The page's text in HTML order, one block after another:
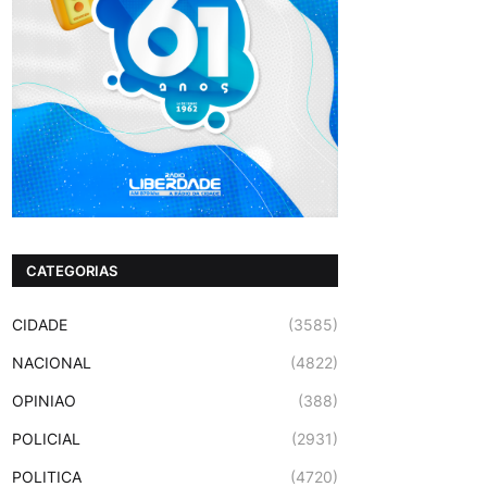
CATEGORIAS
CIDADE (3585)
NACIONAL (4822)
OPINIAO (388)
POLICIAL (2931)
POLITICA (4720)